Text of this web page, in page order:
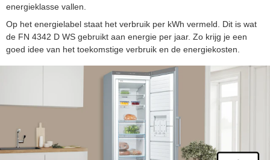
energieklasse vallen.
Op het energielabel staat het verbruik per kWh vermeld. Dit is wat
de FN 4342 D WS gebruikt aan energie per jaar. Zo krijg je een
goed idee van het toekomstige verbruik en de energiekosten.